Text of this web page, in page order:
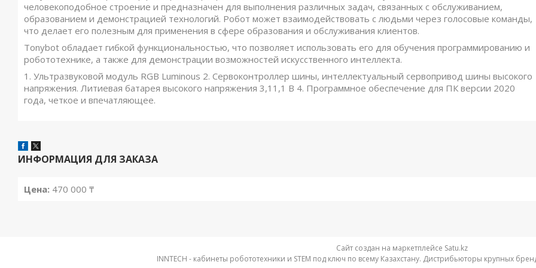
человекоподобное строение и предназначен для выполнения различных задач, связанных с обслуживанием,
образованием и демонстрацией технологий. Робот может взаимодействовать с людьми через голосовые команды,
что делает его полезным для применения в сфере образования и обслуживания клиентов.
Tonybot обладает гибкой функциональностью, что позволяет использовать его для обучения программированию и
робототехнике, а также для демонстрации возможностей искусственного интеллекта.
1. Ультразвуковой модуль RGB Luminous 2. Сервоконтроллер шины, интеллектуальный сервопривод шины высокого
напряжения. Литиевая батарея высокого напряжения 3,11,1 В 4. Программное обеспечение для ПК версии 2020
года, четкое и впечатляющее.
ИНФОРМАЦИЯ ДЛЯ ЗАКАЗА
Цена: 470 000 ₸
Сайт создан на маркетплейсе Satu.kz